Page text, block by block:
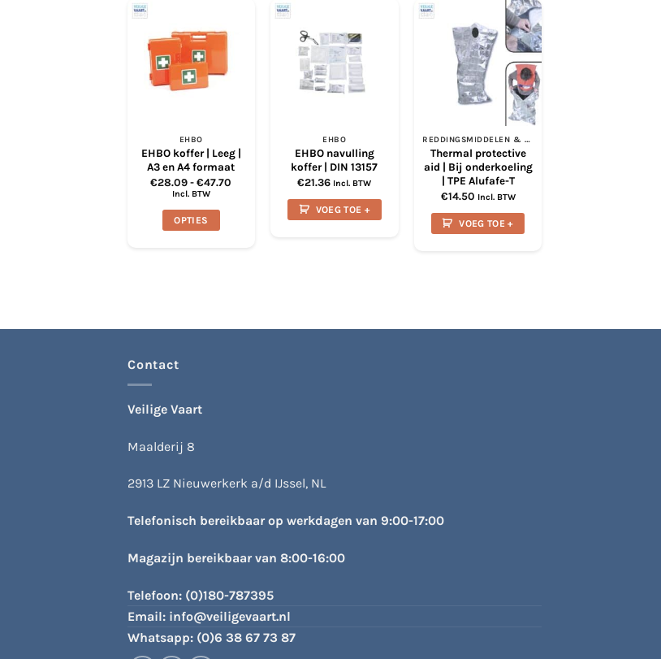
EHBO
EHBO koffer | Leeg |
A3 en A4 formaat
€28.09 - €47.70
Incl. BTW
OPTIES
op
productpagina
EHBO
EHBO navulling
koffer | DIN 13157
€21.36 Incl. BTW
VOEG TOE +
REDDINGSMIDDELEN & BRANDBESTRIJDING
Thermal protective
aid | Bij onderkoeling
| TPE Alufafe-T
€14.50 Incl. BTW
VOEG TOE +
Contact
Veilige Vaart
Maalderij 8
2913 LZ Nieuwerkerk a/d IJssel, NL
Telefonisch bereikbaar op werkdagen van 9:00-17:00
Magazijn bereikbaar van 8:00-16:00
Telefoon: (0)180-787395
Email: info@veiligevaart.nl
Whatsapp: (0)6 38 67 73 87